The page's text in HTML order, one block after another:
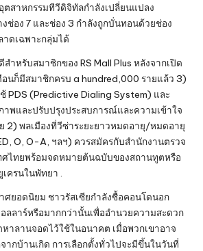
ตสาหกรรมทีวีดิจิทัลกำลังเปลี่ยนแปลง
งช่อง 7 และช่อง 3 กำลังถูกบั่นทอนด้วยช่อง
ดเฉพาะกลุ่มได้
ำหรับสมาชิกของ RS Mall Plus หลังจากเปิด
อนก็มีสมาชิกครบ a hundred,000 รายแล้ว 3)
PDS (Predictive Dialing System) และ
าพและปรับปรุงประสบการณ์และความเข้าใจ
2) พลเมืองที่วีซ่าระยะยาวหมดอายุ/หมดอายุ
O, O-A, ฯลฯ) ควรสมัครกับสำนักงานตรวจ
ศไทยพร้อมจดหมายต้นฉบับของสถานทูตหรือ
ครนในพัทยา .
ศยอดนิยม ชาวรัสเซียกำลังซื้อคอนโดนอก
ลลาร์หรือมากกว่านั้นเพื่ออำนวยความสะดวก
าลานจอดไว้ใช้ในอนาคต เมื่อพวกเขาอาจ
ากบ้านเกิด การเลือกตั้งทั่วไปจะมีขึ้นในวันที่